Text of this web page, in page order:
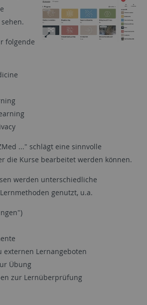
folgende
..." schlägt eine sinnvolle
die Kurse bearbeitet werden können.
werden unterschiedliche
genutzt, u.a.
externen Lernangeboten
Übung
zur Lernüberprüfung